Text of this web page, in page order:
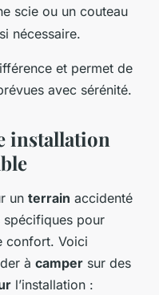
scie ou un couteau
nécessaire.
et permet de
avec sérénité.
installation
un terrain accidenté
spécifiques pour
confort. Voici
à camper sur des
l’installation :